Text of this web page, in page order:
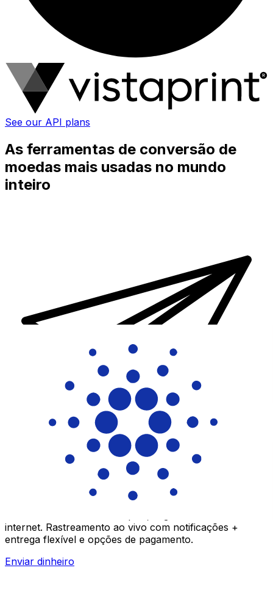
See our API plans
As ferramentas de conversão de
moedas mais usadas no mundo
inteiro
Transferência internacional de dinheiro Xe
internet. Rastreamento ao vivo com notificações +
entrega flexível e opções de pagamento.
Enviar dinheiro